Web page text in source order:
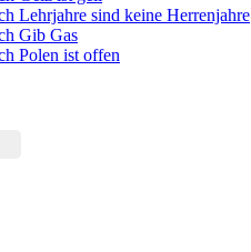
Lehrjahre sind keine Herrenjahre
Gib Gas
Polen ist offen